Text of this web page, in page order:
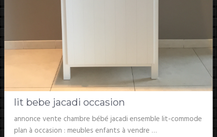
lit bebe jacadi occasion
annonce vente chambre bébé jacadi ensemble lit-commode
plan à occasion : meubles enfants à vendre …